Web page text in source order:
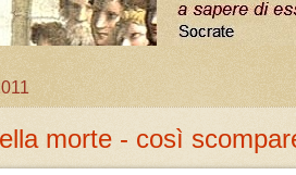
morte - così